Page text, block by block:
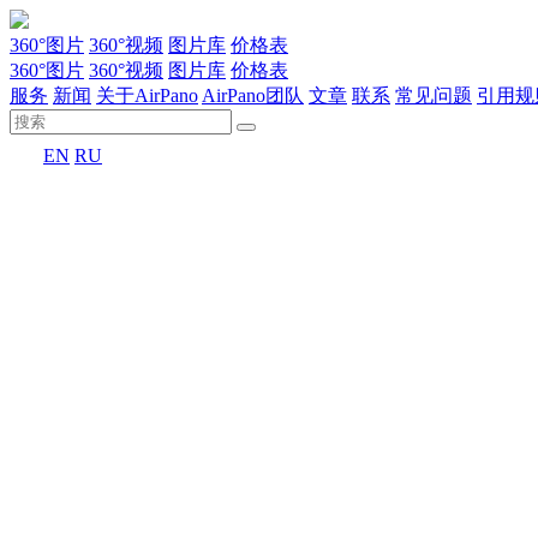
360°图片 360°视频 图片库 价格表
360°图片 360°视频 图片库 价格表
服务 新闻 关于AirPano AirPano团队 文章 联系 常见问题 引用
EN RU